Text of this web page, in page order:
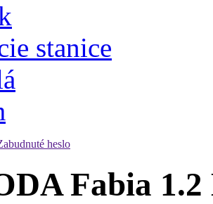
stanice
heslo
Fabia